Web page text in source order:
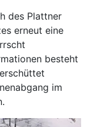
des Plattner
erneut eine
besteht
im